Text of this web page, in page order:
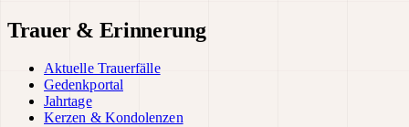
Trauer & Erinnerung
Aktuelle Trauerfälle
Gedenkportal
Jahrtage
Kerzen & Kondolenzen